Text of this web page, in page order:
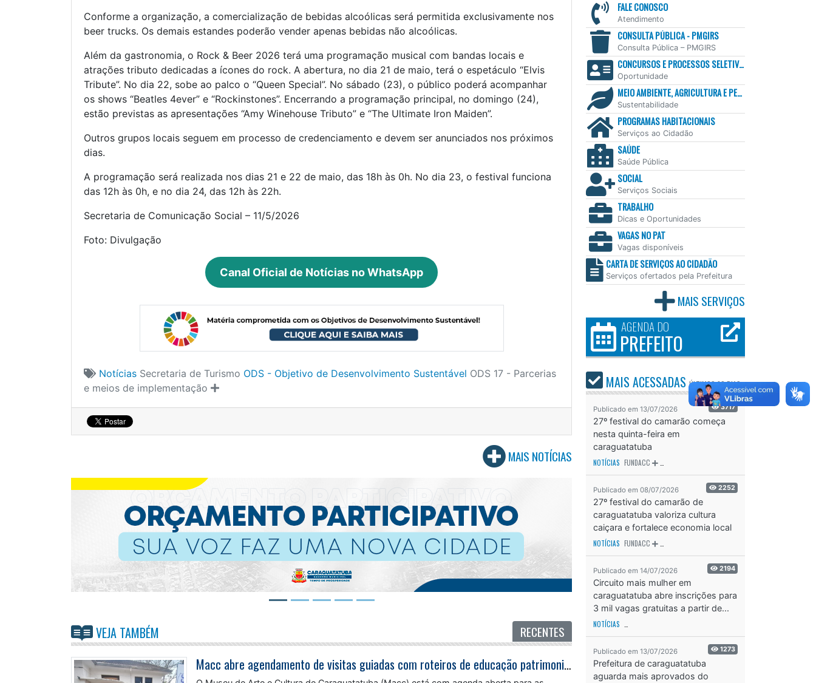
Conforme a organização, a comercialização de bebidas alcoólicas será permitida exclusivamente nos
beer trucks. Os demais estandes poderão vender apenas bebidas não alcoólicas.
Além da gastronomia, o Rock & Beer 2026 terá uma programação musical com bandas locais e
atrações tributo dedicadas a ícones do rock. A abertura, no dia 21 de maio, terá o espetáculo “Elvis
Tribute”. No dia 22, sobe ao palco o “Queen Special”. No sábado (23), o público poderá acompanhar
os shows “Beatles 4ever” e “Rockinstones”. Encerrando a programação principal, no domingo (24),
estão previstas as apresentações “Amy Winehouse Tributo” e “The Ultimate Iron Maiden”.
Outros grupos locais seguem em processo de credenciamento e devem ser anunciados nos próximos
dias.
A programação será realizada nos dias 21 e 22 de maio, das 18h às 0h. No dia 23, o festival funciona
das 12h às 0h, e no dia 24, das 12h às 22h.
Secretaria de Comunicação Social – 11/5/2026
Foto: Divulgação
Canal Oficial de Notícias no WhatsApp
Notícias Secretaria de Turismo ODS - Objetivo de Desenvolvimento Sustentável ODS 17 - Parcerias
e meios de implementação
MAIS NOTÍCIAS
VEJA TAMBÉM RECENTES
O Museu de Arte e Cultura de Caraguatatuba (Macc) está com agenda aberta para as
FALE CONOSCO
Atendimento
CONSULTA PÚBLICA - PMGIRS
Consulta Pública – PMGIRS
CONCURSOS E PROCESSOS SELETIVOS
Oportunidade
MEIO AMBIENTE, AGRICULTURA E PESCA
Sustentabilidade
PROGRAMAS HABITACIONAIS
Serviços ao Cidadão
SAÚDE
Saúde Pública
SOCIAL
Serviços Sociais
TRABALHO
Dicas e Oportunidades
VAGAS NO PAT
Vagas disponíveis
CARTA DE SERVIÇOS AO CIDADÃO
Serviços ofertados pela Prefeitura
MAIS SERVIÇOS
AGENDA DO
PREFEITO
MAIS ACESSADASÚLTIMOS30 DIAS
Publicado em 13/07/2026 3717
27º festival do camarão começa
nesta quinta-feira em
caraguatatuba
NOTÍCIAS FUNDACC
Publicado em 08/07/2026 2252
27º festival do camarão de
caraguatatuba valoriza cultura
caiçara e fortalece economia local
NOTÍCIAS FUNDACC
Publicado em 14/07/2026 2194
Circuito mais mulher em
caraguatatuba abre inscrições para
3 mil vagas gratuitas a partir de...
NOTÍCIAS
Publicado em 13/07/2026 1273
Prefeitura de caraguatatuba
aguarda mais aprovados do